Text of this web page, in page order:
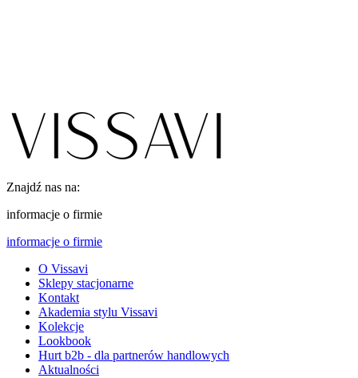
Znajdź nas na:
informacje o firmie
informacje o firmie
O Vissavi
Sklepy stacjonarne
Kontakt
Akademia stylu Vissavi
Kolekcje
Lookbook
Hurt b2b - dla partnerów handlowych
Aktualności